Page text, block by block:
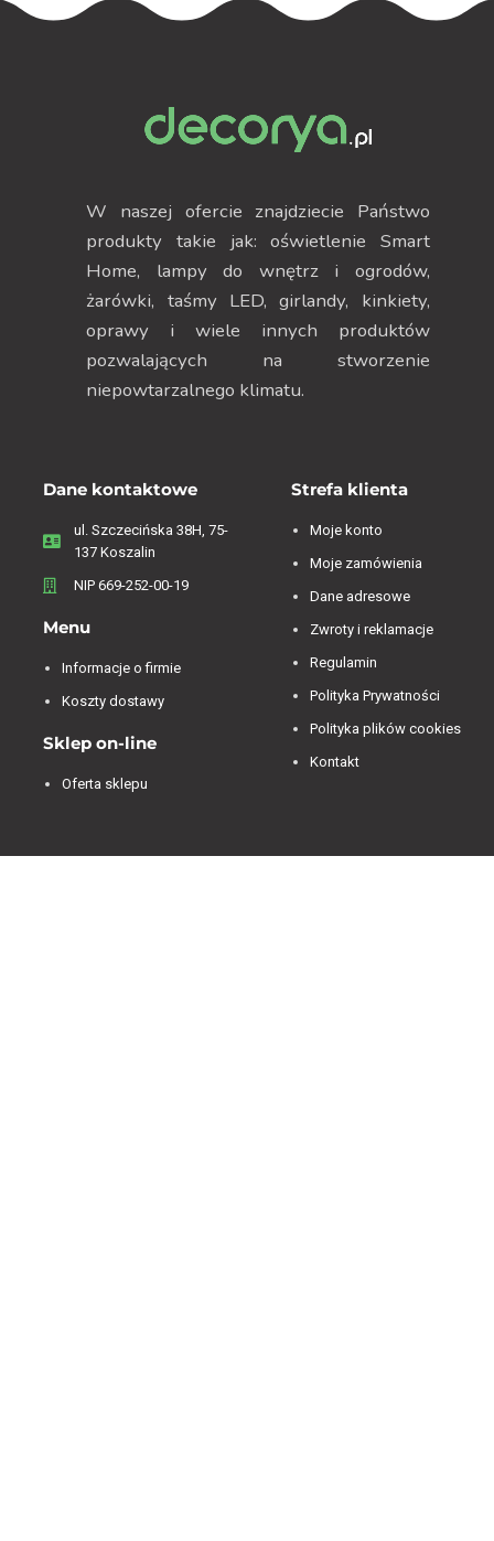
W naszej ofercie znajdziecie Państwo
produkty takie jak: oświetlenie Smart
Home, lampy do wnętrz i ogrodów,
żarówki, taśmy LED, girlandy, kinkiety,
oprawy i wiele innych produktów
pozwalających na stworzenie
niepowtarzalnego klimatu.
Dane kontaktowe
ul. Szczecińska 38H, 75-
137 Koszalin
NIP 669-252-00-19
Menu
Informacje o firmie
Koszty dostawy
Sklep on-line
Oferta sklepu
Strefa klienta
Moje konto
Moje zamówienia
Dane adresowe
Zwroty i reklamacje
Regulamin
Polityka Prywatności
Polityka plików cookies
Kontakt